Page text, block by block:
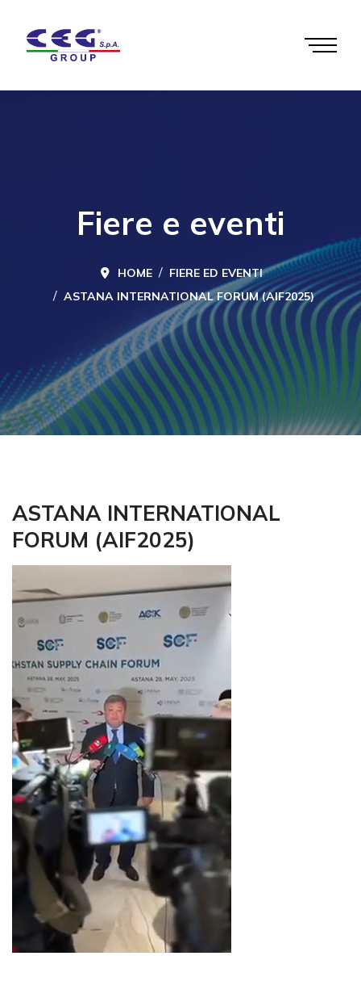
Fiere e eventi
HOME
FIERE ED EVENTI
ASTANA INTERNATIONAL FORUM (AIF2025)
ASTANA INTERNATIONAL
FORUM (AIF2025)